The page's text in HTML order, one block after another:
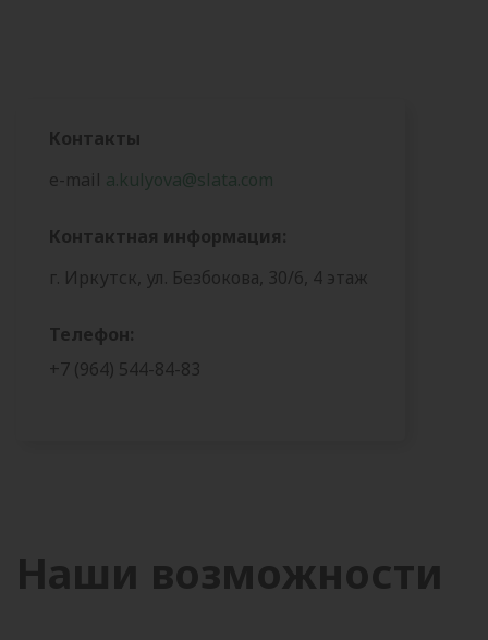
Контакты
e-mail a.kulyova@slata.com
Контактная информация:
г. Иркутск, ул. Безбокова, 30/6, 4 этаж
Телефон:
+7 (964) 544-84-83
Наши возможности